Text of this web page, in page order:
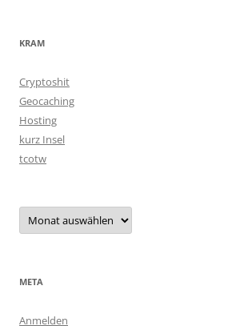
KRAM
Cryptoshit
Geocaching
Hosting
kurz Insel
tcotw
Archiv
META
Anmelden